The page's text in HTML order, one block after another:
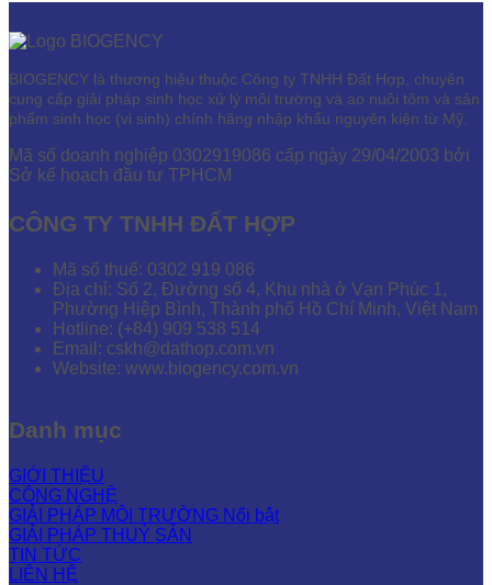
BIOGENCY là thương hiệu thuộc Công ty TNHH Đất Hợp, chuyên
cung cấp giải pháp sinh học xử lý môi trường và ao nuôi tôm và sản
phẩm sinh học (vi sinh) chính hãng nhập khẩu nguyên kiện từ Mỹ.
Mã số doanh nghiệp 0302919086 cấp ngày 29/04/2003 bởi
Sở kế hoạch đầu tư TPHCM
CÔNG TY TNHH ĐẤT HỢP
Mã số thuế: 0302 919 086
Địa chỉ: Số 2, Đường số 4, Khu nhà ở Vạn Phúc 1,
Phường Hiệp Bình, Thành phố Hồ Chí Minh, Việt Nam
Hotline: (+84) 909 538 514
Email: cskh@dathop.com.vn
Website: www.biogency.com.vn
Danh mục
GIỚI THIỆU
CÔNG NGHỆ
GIẢI PHÁP MÔI TRƯỜNG
GIẢI PHÁP THUỶ SẢN
TIN TỨC
LIÊN HỆ